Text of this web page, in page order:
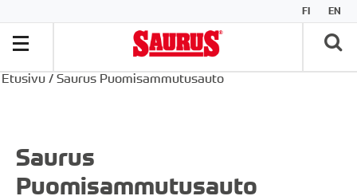
FI EN
Etusivu / Saurus Puomisammutusauto
Saurus
Puomisammutusauto